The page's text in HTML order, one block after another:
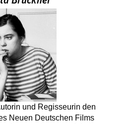
und Regisseurin den
Neuen Deutschen Films